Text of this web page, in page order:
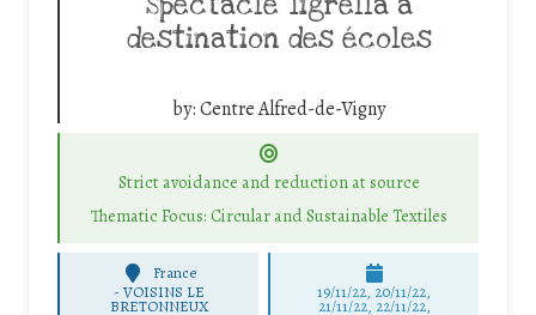
destination des écoles
by:Centre Alfred-de-Vigny
Strict avoidance and reduction at source
Thematic Focus: Circular and Sustainable Textiles
France
- VOISINS LE
BRETONNEUX
19/11/22, 20/11/22,
21/11/22, 22/11/22,